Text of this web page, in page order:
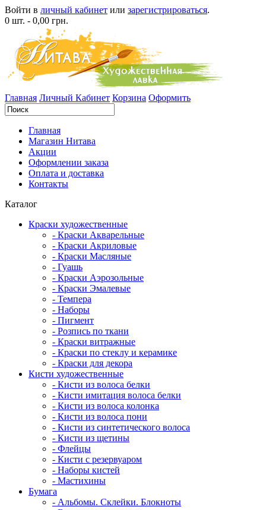
Войти в личный кабинет или зарегистрироваться.
0 шт. - 0,00 грн.
Главная Личный Кабинет Корзина Оформить
Главная
Магазин Нитава
Акции
Оформлении заказа
Оплата и доставка
Контакты
Каталог
Краски художественные
- Краски Акварельные
- Краски Акриловые
- Краски Масляные
- Гуашь
- Краски Аэрозольные
- Краски Эмалевые
- Темпера
- Наборы
- Пигмент
- Розпись по ткани
- Краски витражные
- Краски по стеклу и керамике
- Краски для декора
Кисти художественные
- Кисти из волоса белки
- Кисти имитация волоса белки
- Кисти из волоса колонка
- Кисти из волоса пони
- Кисти из синтетического волоса
- Кисти из щетины
- Флейцы
- Кисти с резервуаром
- Наборы кистей
- Мастихины
Бумага
- Альбомы. Склейки. Блокноты